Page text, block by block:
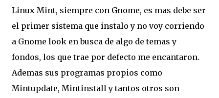
Linux Mint, siempre con Gnome, es mas debe ser
el primer sistema que instalo y no voy corriendo
a Gnome look en busca de algo de temas y
fondos, los que trae por defecto me encantaron.
Ademas sus programas propios como
Mintupdate, Mintinstall y tantos otros son